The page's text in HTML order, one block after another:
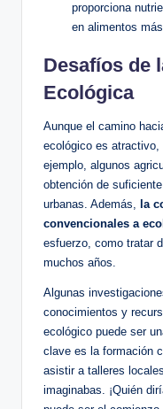
proporciona
en alimentos
Desafíos de
Ecológica
Aunque el camino
ecológico es
ejemplo, algunos
obtención de
urbanas. Además, la
convencionales a
esfuerzo, como tratar
muchos años.
Algunas
conocimientos y
ecológico puede ser
clave es la formación
asistir a talleres
imaginabas. ¡Quién